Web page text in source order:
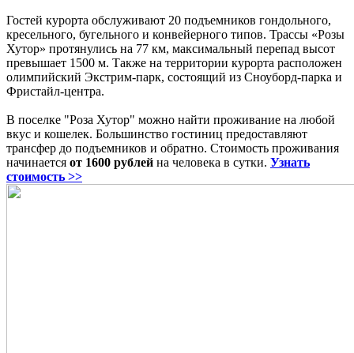
Гостей курорта обслуживают 20 подъемников гондольного,
кресельного, бугельного и конвейерного типов. Трассы «Розы
Хутор» протянулись на 77 км, максимальный перепад высот
превышает 1500 м. Также на территории курорта расположен
олимпийский Экстрим-парк, состоящий из Сноуборд-парка и
Фристайл-центра.
В поселке "Роза Хутор" можно найти проживание на любой
вкус и кошелек. Большинство гостиниц предоставляют
трансфер до подъемников и обратно. Стоимость проживания
начинается от 1600 рублей на человека в сутки. Узнать
стоимость >>